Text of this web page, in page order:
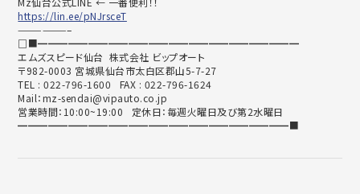
https://lin.ee/pNJrsceT
——————–
□■━━━━━━━━━━━━━━━━━━━━━━━━━━
エムズスピード仙台 株式会社 ビップオート
〒982-0003 宮城県仙台市太白区郡山5-7-27
TEL : 022-796-1600 FAX : 022-796-1624
Mail：mz-sendai@vipauto.co.jp
営業時間：10:00~19:00 定休日：毎週火曜日及び第2水曜日
━━━━━━━━━━━━━━━━━━━━━━━━━━━■